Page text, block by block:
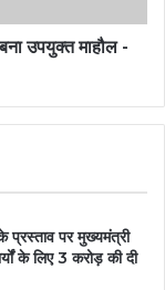
उपयुक्त माहौल -
प्रस्ताव पर मुख्यमंत्री
के लिए 3 करोड़ की दी